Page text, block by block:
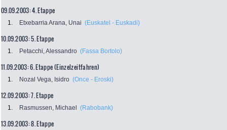
09.09.2003: 4. Etappe
1. Etxebarria Arana, Unai (Euskatel - Euskadi)
10.09.2003: 5. Etappe
1. Petacchi, Alessandro (Fassa Bortolo)
11.09.2003: 6. Etappe (Einzelzeitfahren)
1. Nozal Vega, Isidro (Once - Eroski)
12.09.2003: 7. Etappe
1. Rasmussen, Michael (Rabobank)
13.09.2003: 8. Etappe